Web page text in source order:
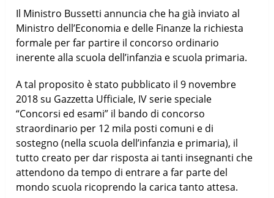
Il Ministro Bussetti annuncia che ha già inviato al
Ministro dell’Economia e delle Finanze la richiesta
formale per far partire il concorso ordinario
inerente alla scuola dell’infanzia e scuola primaria.
A tal proposito è stato pubblicato il 9 novembre
2018 su Gazzetta Ufficiale, IV serie speciale
“Concorsi ed esami” il bando di concorso
straordinario per 12 mila posti comuni e di
sostegno (nella scuola dell’infanzia e primaria), il
tutto creato per dar risposta ai tanti insegnanti che
attendono da tempo di entrare a far parte del
mondo scuola ricoprendo la carica tanto attesa.